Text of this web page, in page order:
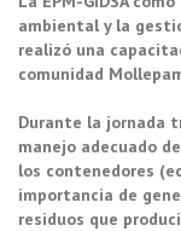
ambiental y la
realizó una
comunidad
Durante la jornada
manejo adecuado
los contenedores
importancia de
residuos que